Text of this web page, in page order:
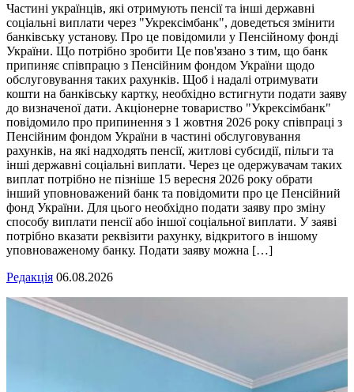
Частині українців, які отримують пенсії та інші державні
соціальні виплати через "Укрексімбанк", доведеться змінити
банківську установу. Про це повідомили у Пенсійному фонді
України. Що потрібно зробити Це пов'язано з тим, що банк
припиняє співпрацю з Пенсійним фондом України щодо
обслуговування таких рахунків. Щоб і надалі отримувати
кошти на банківську картку, необхідно встигнути подати заяву
до визначеної дати. Акціонерне товариство "Укрексімбанк"
повідомило про припинення з 1 жовтня 2026 року співпраці з
Пенсійним фондом України в частині обслуговування
рахунків, на які надходять пенсії, житлові субсидії, пільги та
інші державні соціальні виплати. Через це одержувачам таких
виплат потрібно не пізніше 15 вересня 2026 року обрати
інший уповноважений банк та повідомити про це Пенсійний
фонд України. Для цього необхідно подати заяву про зміну
способу виплати пенсії або іншої соціальної виплати. У заяві
потрібно вказати реквізити рахунку, відкритого в іншому
уповноваженому банку. Подати заяву можна […]
Редакція 06.08.2026